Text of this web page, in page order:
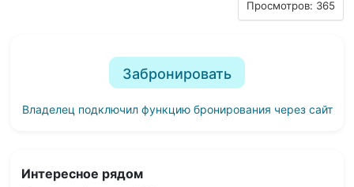
Просмотров: 365
Забронировать
Владелец подключил функцию бронирования через сайт
Интересное рядом